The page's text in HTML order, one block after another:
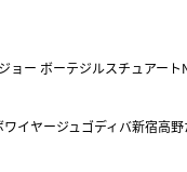
ョー ボーテジルスチュアート
イヤージュ ゴディバ新宿高野